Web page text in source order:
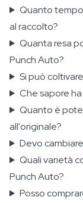
Quanto
al raccolto?
Quanta resa
Punch Auto?
Si può
Che sapore
Quanto è
all'originale?
Devo
Quali varietà
Punch Auto?
Posso